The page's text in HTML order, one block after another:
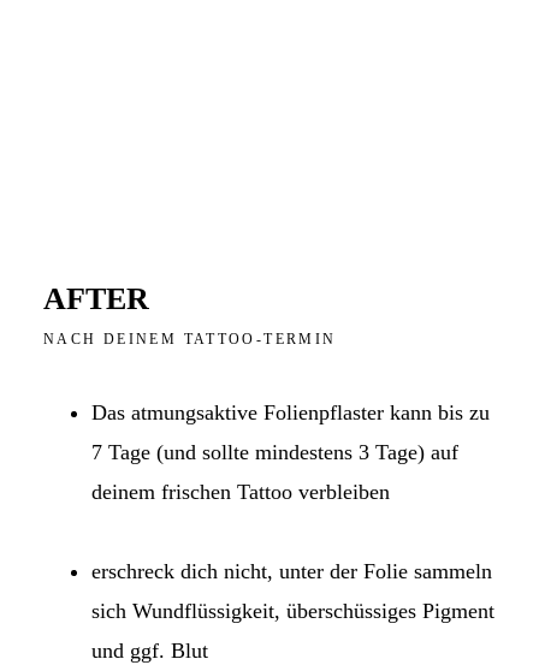
AFTER
NACH DEINEM TATTOO-TERMIN
Das atmungsaktive Folienpflaster kann bis zu
7 Tage (und sollte mindestens 3 Tage) auf
deinem frischen Tattoo verbleiben
erschreck dich nicht, unter der Folie sammeln
sich Wundflüssigkeit, überschüssiges Pigment
und ggf. Blut